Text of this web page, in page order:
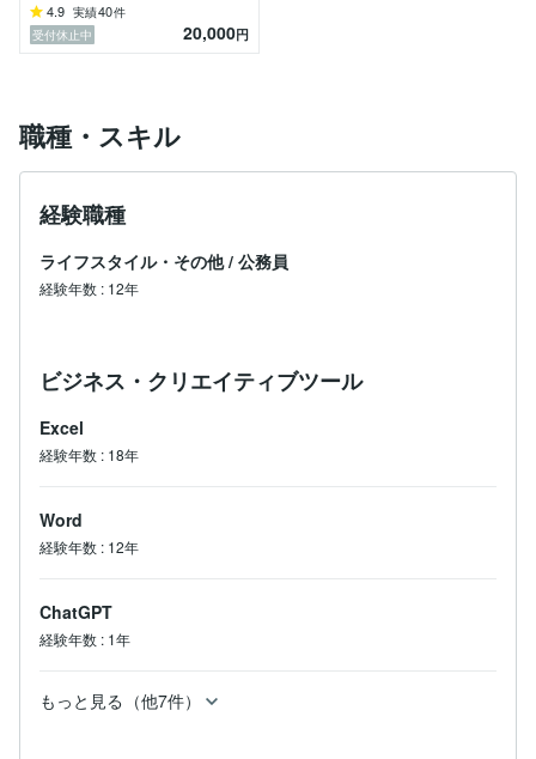
お気軽にご相談ください！
4.9 実績40件
受付休止中
20,000円
職種・スキル
経験職種
ライフスタイル・その他 / 公務員
経験年数 : 12年
ビジネス・クリエイティブツール
Excel
経験年数 : 18年
Word
経験年数 : 12年
ChatGPT
経験年数 : 1年
もっと見る（他7件）